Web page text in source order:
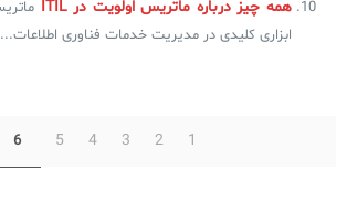
همه چیز درباره ماتریس اولویت‌ در ITIL
ابزاری کلیدی در مدیریت خدمات فناوری اطلاعات...
1
2
3
4
5
6